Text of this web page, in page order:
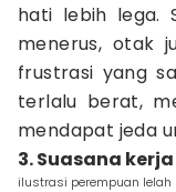
hati lebih lega.
menerus, otak
frustrasi yang
terlalu berat,
mendapat jeda
3. Suasana
ilustrasi perempuan